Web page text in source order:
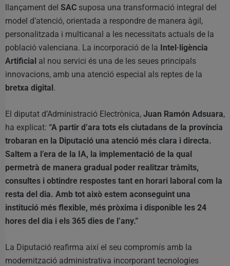
llançament del SAC suposa una transformació integral del
model d’atenció, orientada a respondre de manera àgil,
personalitzada i multicanal a les necessitats actuals de la
població valenciana. La incorporació de la Intel·ligència
Artificial al nou servici és una de les seues principals
innovacions, amb una atenció especial als reptes de la
bretxa digital.
El diputat d’Administració Electrònica, Juan Ramón Adsuara,
ha explicat: “A partir d’ara tots els ciutadans de la província
trobaran en la Diputació una atenció més clara i directa.
Saltem a l’era de la IA, la implementació de la qual
permetrà de manera gradual poder realitzar tràmits,
consultes i obtindre respostes tant en horari laboral com la
resta del dia. Amb tot això estem aconseguint una
institució més flexible, més pròxima i disponible les 24
hores del dia i els 365 dies de l’any.”
La Diputació reafirma així el seu compromís amb la
modernització administrativa incorporant tecnologies